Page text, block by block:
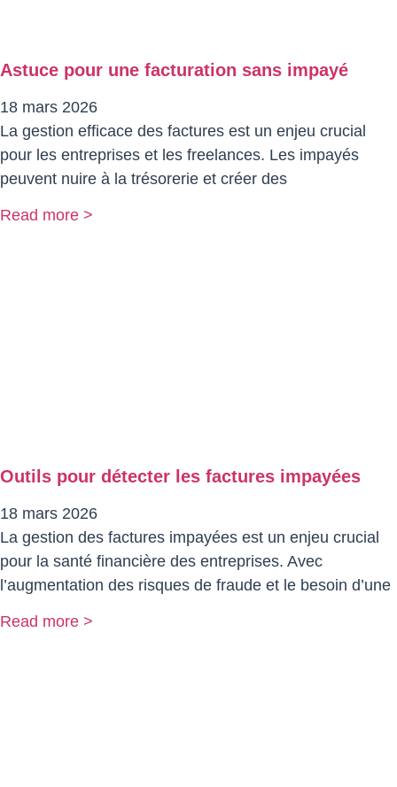
Astuce pour une facturation sans impayé
18 mars 2026
La gestion efficace des factures est un enjeu crucial
pour les entreprises et les freelances. Les impayés
peuvent nuire à la trésorerie et créer des
Read more >
Outils pour détecter les factures impayées
18 mars 2026
La gestion des factures impayées est un enjeu crucial
pour la santé financière des entreprises. Avec
l’augmentation des risques de fraude et le besoin d’une
Read more >